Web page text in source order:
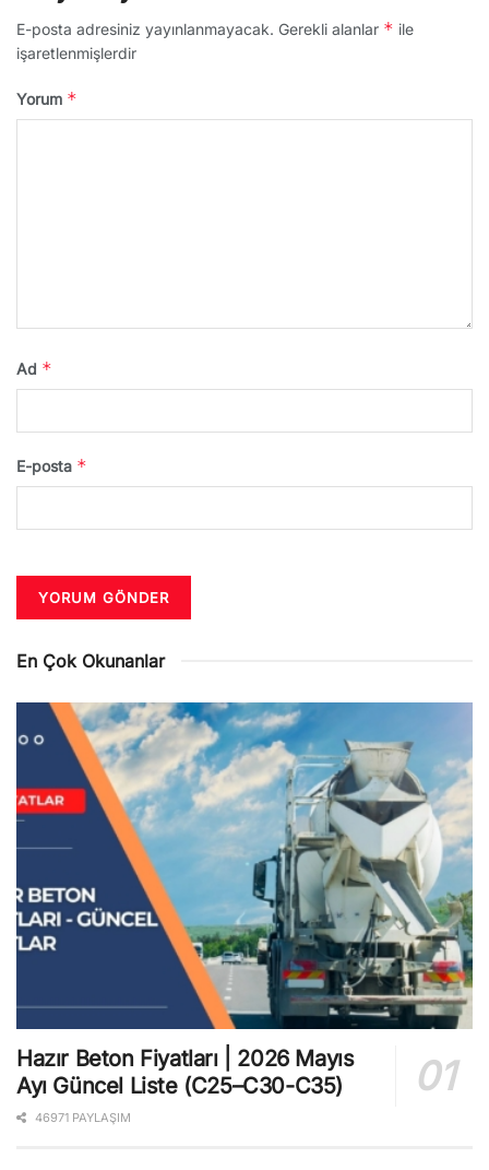
E-posta adresiniz yayınlanmayacak. Gerekli alanlar * ile
işaretlenmişlerdir
Yorum *
Ad *
E-posta *
En Çok Okunanlar
Hazır Beton Fiyatları | 2026 Mayıs
Ayı Güncel Liste (C25–C30-C35)
46971 PAYLAŞIM